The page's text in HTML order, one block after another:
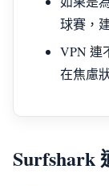
球賽，
VPN 連
在焦慮
Surfshark